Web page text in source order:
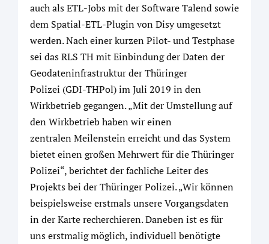
auch als ETL-Jobs mit der Software Talend sowie
dem Spatial-ETL-Plugin von Disy umgesetzt
werden. Nach einer kurzen Pilot- und Testphase
sei das RLS TH mit Einbindung der Daten der
Geodateninfrastruktur der Thüringer
Polizei (GDI-THPol) im Juli 2019 in den
Wirkbetrieb gegangen. „Mit der Umstellung auf
den Wirkbetrieb haben wir einen
zentralen Meilenstein erreicht und das System
bietet einen großen Mehrwert für die Thüringer
Polizei“, berichtet der fachliche Leiter des
Projekts bei der Thüringer Polizei. „Wir können
beispielsweise erstmals unsere Vorgangsdaten
in der Karte recherchieren. Daneben ist es für
uns erstmalig möglich, individuell benötigte